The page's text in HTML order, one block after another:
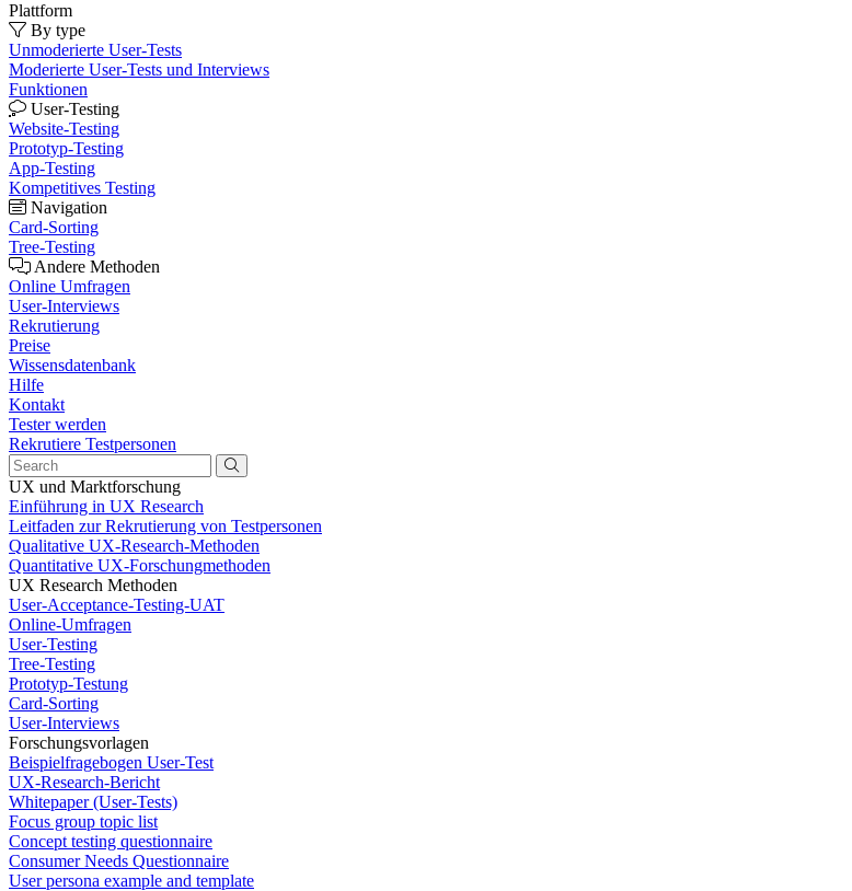
Plattform
By type
Unmoderierte User-Tests
Moderierte User-Tests und Interviews
Funktionen
User-Testing
Website-Testing
Prototyp-Testing
App-Testing
Kompetitives Testing
Navigation
Card-Sorting
Tree-Testing
Andere Methoden
Online Umfragen
User-Interviews
Rekrutierung
Preise
Wissensdatenbank
Hilfe
Kontakt
Tester werden
Rekrutiere Testpersonen
UX und Marktforschung
Einführung in UX Research
Leitfaden zur Rekrutierung von Testpersonen
Qualitative UX-Research-Methoden
Quantitative UX-Forschungmethoden
UX Research Methoden
User-Acceptance-Testing-UAT
Online-Umfragen
User-Testing
Tree-Testing
Prototyp-Testung
Card-Sorting
User-Interviews
Forschungsvorlagen
Beispielfragebogen User-Test
UX-Research-Bericht
Whitepaper (User-Tests)
Focus group topic list
Concept testing questionnaire
Consumer Needs Questionnaire
User persona example and template